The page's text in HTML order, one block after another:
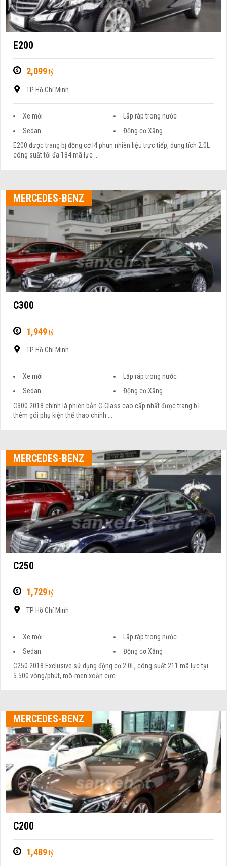
E200
2,099tỷ
TP Hồ Chí Minh
Xe mới
Lắp ráp trong nước
Sedan
Động cơ Xăng
E200 được trang bị động cơ I4 phun nhiên liệu trực tiếp, dung tích 2.0L
công suất tối đa 184 mã lực ...
MERCEDES-BENZ
C300
1,949tỷ
TP Hồ Chí Minh
Xe mới
Lắp ráp trong nước
Sedan
Động cơ Xăng
C300 2018 chính là phiên bản C-Class cao cấp nhất được trang bị
thêm gói phụ kiện thể thao chính ...
MERCEDES-BENZ
C250
1,729tỷ
TP Hồ Chí Minh
Xe mới
Lắp ráp trong nước
Sedan
Động cơ Xăng
C250 2018 Exclusive sử dụng động cơ 2.0L, công suất 211 mã lực tại
5.500 vòng/phút, mô-men xoắn cực ...
MERCEDES-BENZ
C200
1,489tỷ